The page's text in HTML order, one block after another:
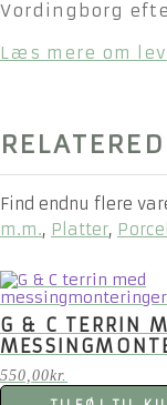
Vordingborg
Læs mere om
Find endnu flere
m.m., Platter,
G & C TERRIN
550,00kr.